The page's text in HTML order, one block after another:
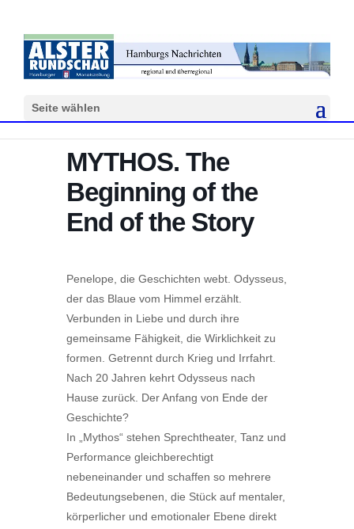
Seite wählen
MYTHOS. The
Beginning of the
End of the Story
Penelope, die Geschichten webt. Odysseus,
der das Blaue vom Himmel erzählt.
Verbunden in Liebe und durch ihre
gemeinsame Fähigkeit, die Wirklichkeit zu
formen. Getrennt durch Krieg und Irrfahrt.
Nach 20 Jahren kehrt Odysseus nach
Hause zurück. Der Anfang von Ende der
Geschichte?
In „Mythos“ stehen Sprechtheater, Tanz und
Performance gleichberechtigt
nebeneinander und schaffen so mehrere
Bedeutungsebenen, die Stück auf mentaler,
körperlicher und emotionaler Ebene direkt